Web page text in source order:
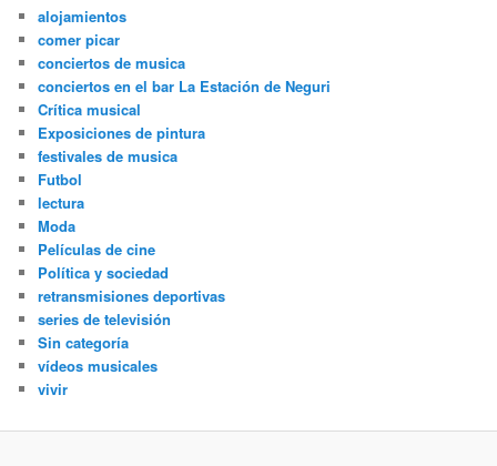
alojamientos
comer picar
conciertos de musica
conciertos en el bar La Estación de Neguri
Crítica musical
Exposiciones de pintura
festivales de musica
Futbol
lectura
Moda
Películas de cine
Política y sociedad
retransmisiones deportivas
series de televisión
Sin categoría
vídeos musicales
vivir